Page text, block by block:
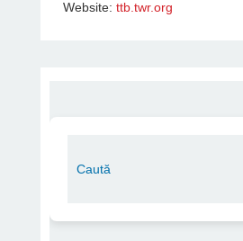
Website: ttb.twr.org